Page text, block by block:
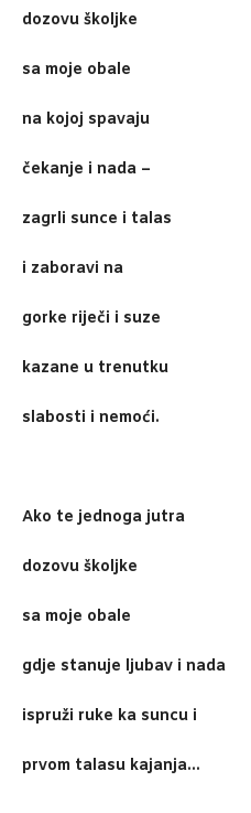
dozovu školjke
sa moje obale
na kojoj spavaju
čekanje i nada –
zagrli sunce i talas
i zaboravi na
gorke riječi i suze
kazane u trenutku
slabosti i nemoći.
Ako te jednoga jutra
dozovu školjke
sa moje obale
gdje stanuje ljubav i nada
ispruži ruke ka suncu i
prvom talasu kajanja…